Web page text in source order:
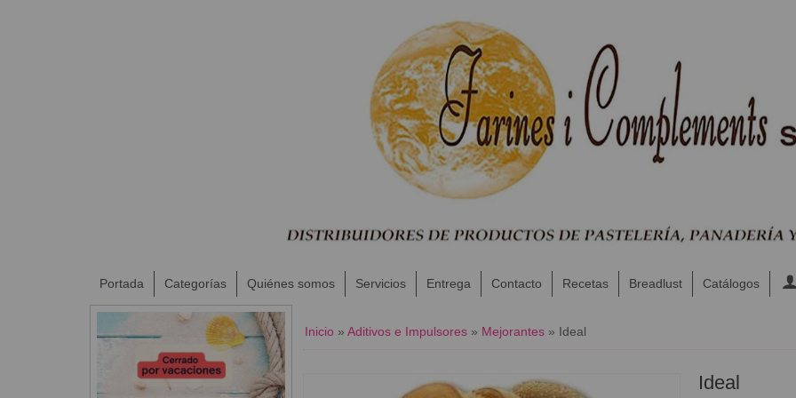
Portada Categorías Quiénes somos Servicios Entrega Contacto Recetas Breadlust Catálogos
Inicio » Aditivos e Impulsores» Mejorantes» ​Ideal
​Ideal